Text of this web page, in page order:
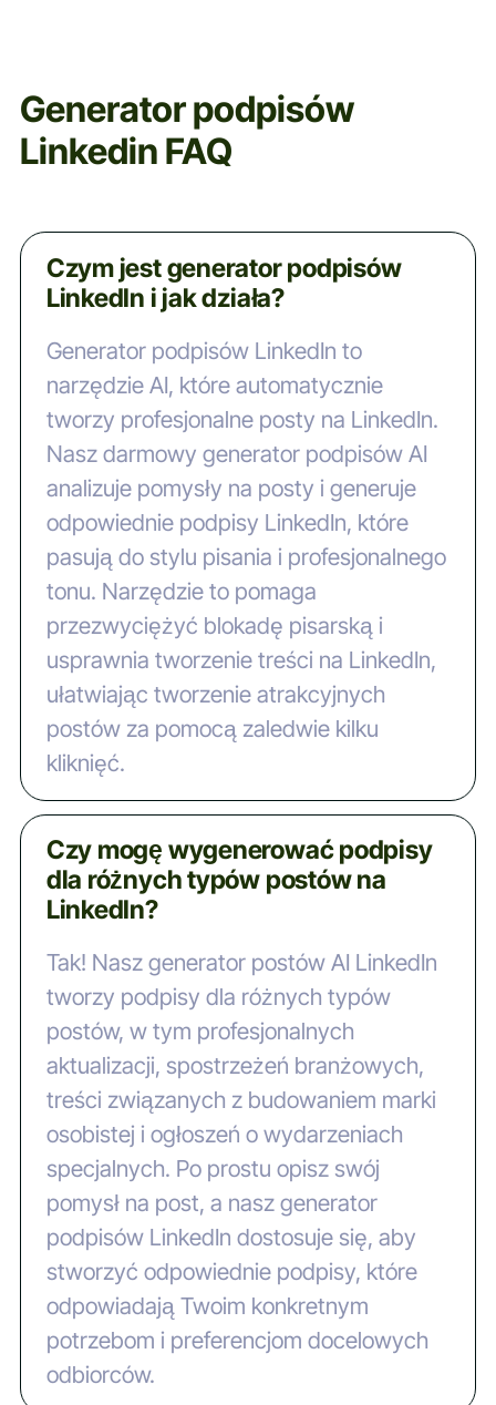
Generator podpisów
Linkedin FAQ
Czym jest generator podpisów
LinkedIn i jak działa?
Generator podpisów LinkedIn to
narzędzie AI, które automatycznie
tworzy profesjonalne posty na LinkedIn.
Nasz darmowy generator podpisów AI
analizuje pomysły na posty i generuje
odpowiednie podpisy LinkedIn, które
pasują do stylu pisania i profesjonalnego
tonu. Narzędzie to pomaga
przezwyciężyć blokadę pisarską i
usprawnia tworzenie treści na LinkedIn,
ułatwiając tworzenie atrakcyjnych
postów za pomocą zaledwie kilku
kliknięć.
Czy mogę wygenerować podpisy
dla różnych typów postów na
LinkedIn?
Tak! Nasz generator postów AI LinkedIn
tworzy podpisy dla różnych typów
postów, w tym profesjonalnych
aktualizacji, spostrzeżeń branżowych,
treści związanych z budowaniem marki
osobistej i ogłoszeń o wydarzeniach
specjalnych. Po prostu opisz swój
pomysł na post, a nasz generator
podpisów LinkedIn dostosuje się, aby
stworzyć odpowiednie podpisy, które
odpowiadają Twoim konkretnym
potrzebom i preferencjom docelowych
odbiorców.